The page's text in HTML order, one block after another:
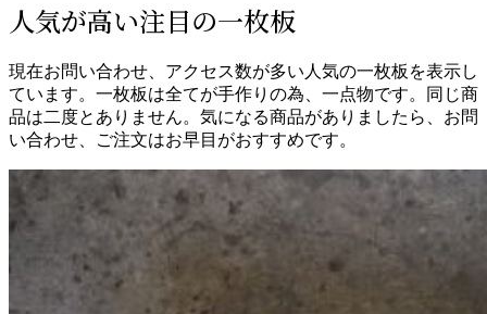
人気が高い注目の一枚板
現在お問い合わせ、アクセス数が多い人気の一枚板を表示し
ています。一枚板は全てが手作りの為、一点物です。同じ商
品は二度とありません。気になる商品がありましたら、お問
い合わせ、ご注文はお早目がおすすめです。